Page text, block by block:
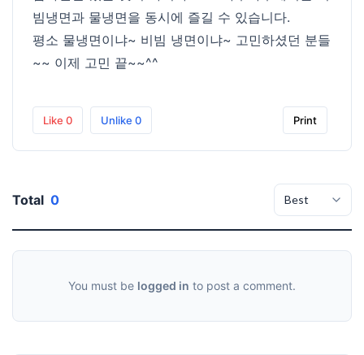
빔냉면과 물냉면을 동시에 즐길 수 있습니다.
평소 물냉면이냐~ 비빔 냉면이냐~ 고민하셨던 분들
~~ 이제 고민 끝~~^^
Like 0 Unlike 0 Print
Total 0
You must be logged in to post a comment.